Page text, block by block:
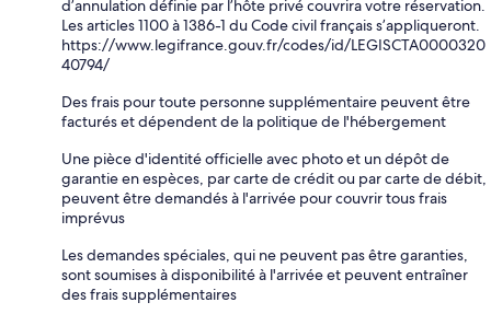
d’annulation définie par l’hôte privé couvrira votre réservation.
Les articles 1100 à 1386-1 du Code civil français s’appliqueront.
https://www.legifrance.gouv.fr/codes/id/LEGISCTA0000320
40794/
Des frais pour toute personne supplémentaire peuvent être
facturés et dépendent de la politique de l'hébergement
Une pièce d'identité officielle avec photo et un dépôt de
garantie en espèces, par carte de crédit ou par carte de débit,
peuvent être demandés à l'arrivée pour couvrir tous frais
imprévus
Les demandes spéciales, qui ne peuvent pas être garanties,
sont soumises à disponibilité à l'arrivée et peuvent entraîner
des frais supplémentaires